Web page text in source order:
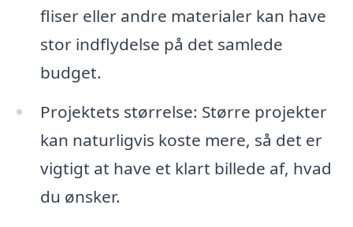
fliser eller andre materialer kan have
stor indflydelse på det samlede
budget.
Projektets størrelse: Større projekter
kan naturligvis koste mere, så det er
vigtigt at have et klart billede af, hvad
du ønsker.